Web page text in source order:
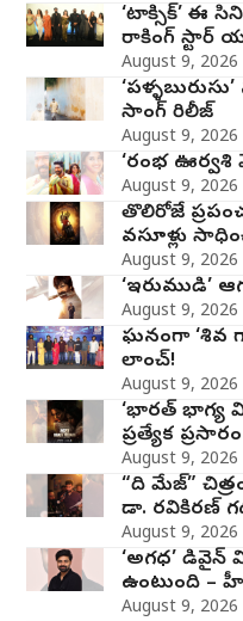
‘టాక్సిక్’ ఈ
రాకింగ్ స్టార్
August 9, 2026
సాంగ్ రిలీజ్
August 9, 2026
‘రంభ ఊర్వశి
August 9, 2026
తొలిరోజే
వసూళ్లు
August 9, 2026
‘ఇరుముడి’
August 9, 2026
ఘనంగా ‘శివ
లాంచ్!
August 9, 2026
‘భారత్ భాగ్య
ప్రత్యేక ప్రసారం
August 9, 2026
“ది మేజ్”
డా. రవికిరణ్
August 9, 2026
‘అగధ’ డివైన్
ఉంటుంది –
August 9, 2026